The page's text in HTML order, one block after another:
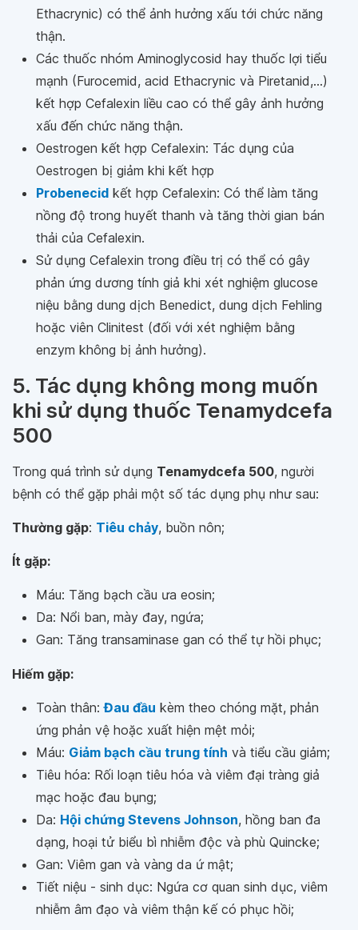
Ethacrynic) có thể ảnh hưởng xấu tới chức năng
thận.
Các thuốc nhóm Aminoglycosid hay thuốc lợi tiểu
mạnh (Furocemid, acid Ethacrynic và Piretanid,...)
kết hợp Cefalexin liều cao có thể gây ảnh hưởng
xấu đến chức năng thận.
Oestrogen kết hợp Cefalexin: Tác dụng của
Oestrogen bị giảm khi kết hợp
Probenecid kết hợp Cefalexin: Có thể làm tăng
nồng độ trong huyết thanh và tăng thời gian bán
thải của Cefalexin.
Sử dụng Cefalexin trong điều trị có thể có gây
phản ứng dương tính giả khi xét nghiệm glucose
niệu bằng dung dịch Benedict, dung dịch Fehling
hoặc viên Clinitest (đối với xét nghiệm bằng
enzym không bị ảnh hưởng).
5. Tác dụng không mong muốn
khi sử dụng thuốc Tenamydcefa
500
Trong quá trình sử dụng Tenamydcefa 500, người
bệnh có thể gặp phải một số tác dụng phụ như sau:
Thường gặp: Tiêu chảy, buồn nôn;
Ít gặp:
Máu: Tăng bạch cầu ưa eosin;
Da: Nổi ban, mày đay, ngứa;
Gan: Tăng transaminase gan có thể tự hồi phục;
Hiếm gặp:
Toàn thân:Đau đầu kèm theo chóng mặt, phản
ứng phản vệ hoặc xuất hiện mệt mỏi;
Máu: Giảm bạch cầu trung tính và tiểu cầu giảm;
Tiêu hóa: Rối loạn tiêu hóa và viêm đại tràng giả
mạc hoặc đau bụng;
Da: Hội chứng Stevens Johnson, hồng ban đa
dạng, hoại tử biểu bì nhiễm độc và phù Quincke;
Gan: Viêm gan và vàng da ứ mật;
Tiết niệu - sinh dục: Ngứa cơ quan sinh dục, viêm
nhiễm âm đạo và viêm thận kế có phục hồi;